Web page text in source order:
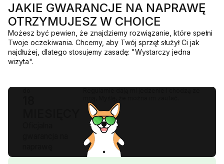
JAKIE GWARANCJE NA NAPRAWĘ
OTRZYMUJESZ W CHOICE
Możesz być pewien, że znajdziemy rozwiązanie, które spełni
Twoje oczekiwania. Chcemy, aby Twój sprzęt służył Ci jak
najdłużej, dlatego stosujemy zasadę: "Wystarczy jedna
wizyta".